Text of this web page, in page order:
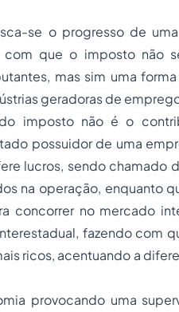
se o progresso de
com que o imposto não
mas sim uma
geradoras de
imposto não é o
possuidor de uma
lucros, sendo chamado
na operação, enquanto
concorrer no mercado
fazendo com
ricos, acentuando a
provocando uma